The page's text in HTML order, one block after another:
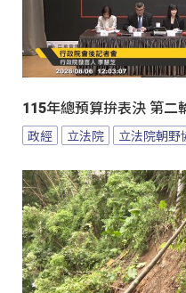
115年總預算拚表決 第二
政經 立法院 立法院朝野